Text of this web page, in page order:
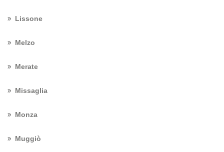
Lissone
Melzo
Merate
Missaglia
Monza
Muggiò